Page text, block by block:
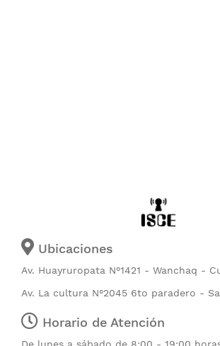
Ubicaciones
Av. Huayruropata N°1421 - Wanchaq -
Av. La cultura N°2045 6to paradero -
Horario de Atención